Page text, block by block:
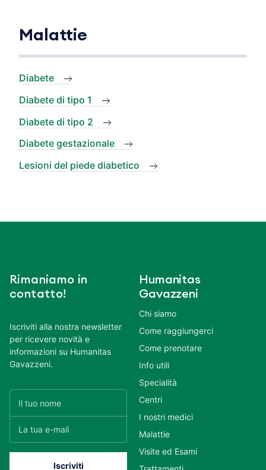
Malattie
Diabete
Diabete di tipo 1
Diabete di tipo 2
Diabete gestazionale
Lesioni del piede diabetico
Rimaniamo in
contatto!
Iscriviti alla nostra newsletter
per ricevere novità e
informazioni su Humanitas
Gavazzeni.
Humanitas
Gavazzeni
Chi siamo
Come raggiungerci
Come prenotare
Info utili
Specialità
Centri
I nostri medici
Malattie
Visite ed Esami